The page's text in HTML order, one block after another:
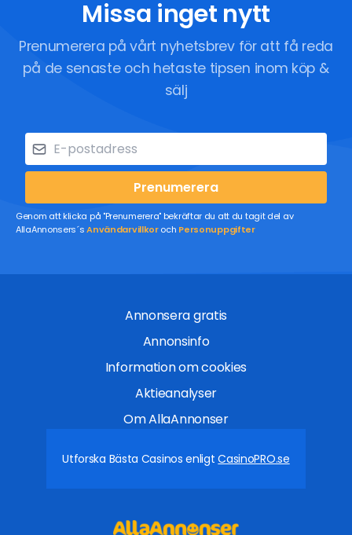
Missa inget nytt
Prenumerera på vårt nyhetsbrev för att få reda
på de senaste och hetaste tipsen inom köp &
sälj
Prenumerera
Genom att klicka på "Prenumerera" bekräftar du att du tagit del av
AllaAnnonsers´sAnvändarvillkoroch Personuppgifter
Annonsera gratis
Annonsinfo
Information om cookies
Aktieanalyser
Om AllaAnnonser
Utforska Bästa Casinos enligtCasinoPRO.se